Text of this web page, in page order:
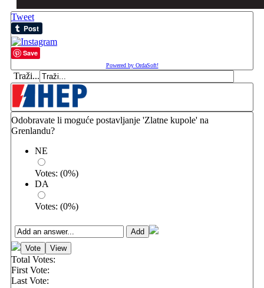
Tweet
Save
Powered by OrdaSoft!
Traži...
Odobravate li moguće postavljanje 'Zlatne kupole' na
Grenlandu?
NE
Votes: (0%)
DA
Votes: (0%)
Total Votes:
First Vote:
Last Vote: